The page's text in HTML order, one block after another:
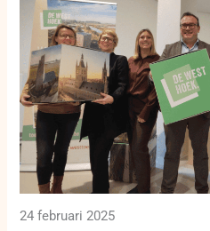
24 februari 2025